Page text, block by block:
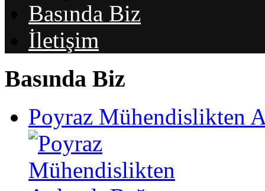
Basında Biz
İletişim
Basında Biz
Poyraz Mühendislikten